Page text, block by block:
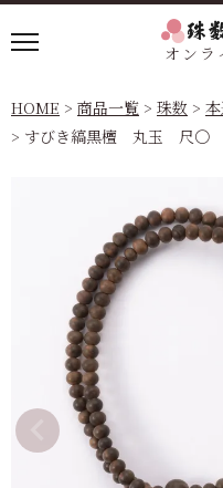
オンラ
HOME 商品一覧 珠数
すびき縞黒檀 丸玉 尺〇